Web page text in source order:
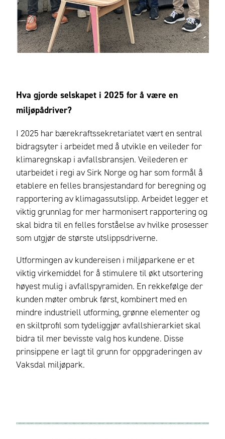
Hva gjorde selskapet i 2025 for å være en
miljøpådriver?
I 2025 har bærekraftssekretariatet vært en sentral
bidragsyter i arbeidet med å utvikle en veileder for
klimaregnskap i avfallsbransjen. Veilederen er
utarbeidet i regi av Sirk Norge og har som formål å
etablere en felles bransjestandard for beregning og
rapportering av klimagassutslipp. Arbeidet legger et
viktig grunnlag for mer harmonisert rapportering og
skal bidra til en felles forståelse av hvilke prosesser
som utgjør de største utslippsdriverne.
Utformingen av kundereisen i miljøparkene er et
viktig virkemiddel for å stimulere til økt utsortering
høyest mulig i avfallspyramiden. En rekkefølge der
kunden møter ombruk først, kombinert med en
mindre industriell utforming, grønne elementer og
en skiltprofil som tydeliggjør avfallshierarkiet skal
bidra til mer bevisste valg hos kundene. Disse
prinsippene er lagt til grunn for oppgraderingen av
Vaksdal miljøpark.